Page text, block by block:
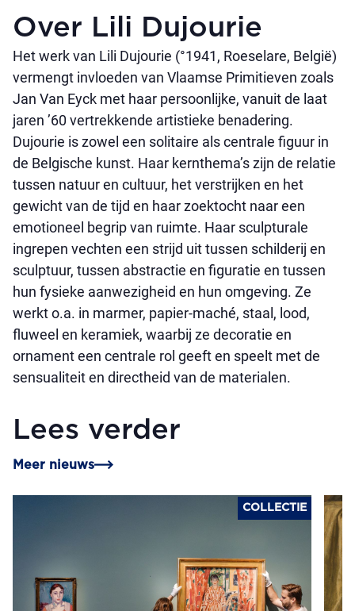
Over Lili Dujourie
Het werk van Lili Dujourie (°1941, Roeselare, België)
vermengt invloeden van Vlaamse Primitieven zoals
Jan Van Eyck met haar persoonlijke, vanuit de laat
jaren ’60 vertrekkende artistieke benadering.
Dujourie is zowel een solitaire als centrale figuur in
de Belgische kunst. Haar kernthema’s zijn de relatie
tussen natuur en cultuur, het verstrijken en het
gewicht van de tijd en haar zoektocht naar een
emotioneel begrip van ruimte. Haar sculpturale
ingrepen vechten een strijd uit tussen schilderij en
sculptuur, tussen abstractie en figuratie en tussen
hun fysieke aanwezigheid en hun omgeving. Ze
werkt o.a. in marmer, papier-maché, staal, lood,
fluweel en keramiek, waarbij ze decoratie en
ornament een centrale rol geeft en speelt met de
sensualiteit en directheid van de materialen.
Lees verder
Meer nieuws
COLLECTIE